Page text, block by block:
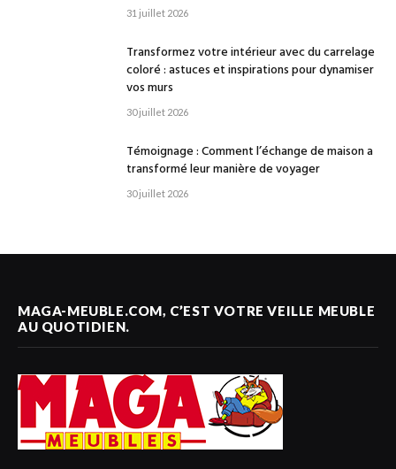
31 juillet 2026
Transformez votre intérieur avec du carrelage
coloré : astuces et inspirations pour dynamiser
vos murs
30 juillet 2026
Témoignage : Comment l’échange de maison a
transformé leur manière de voyager
30 juillet 2026
MAGA-MEUBLE.COM, C’EST VOTRE VEILLE MEUBLE
AU QUOTIDIEN.